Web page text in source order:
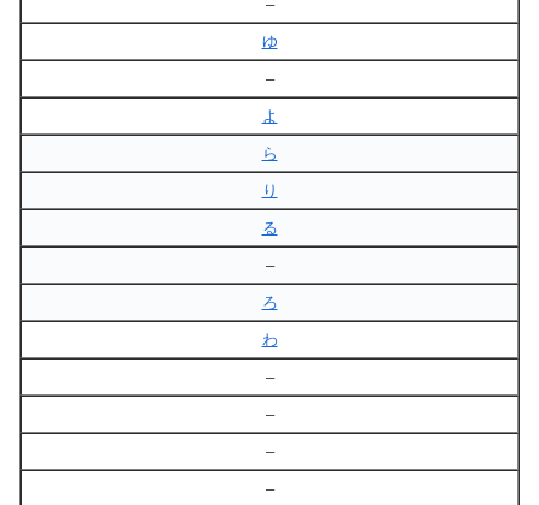
–
ゆ
–
よ
ら
り
る
–
ろ
わ
–
–
–
–